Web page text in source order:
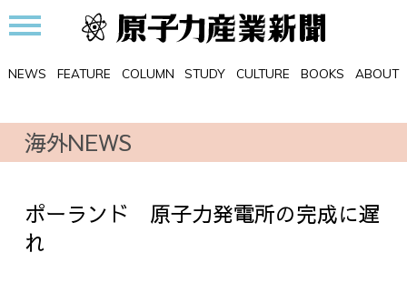
NEWS FEATURE COLUMN STUDY CULTURE BOOKS ABOUT
海外NEWS
ポーランド 原子力発電所の完成に遅
れ